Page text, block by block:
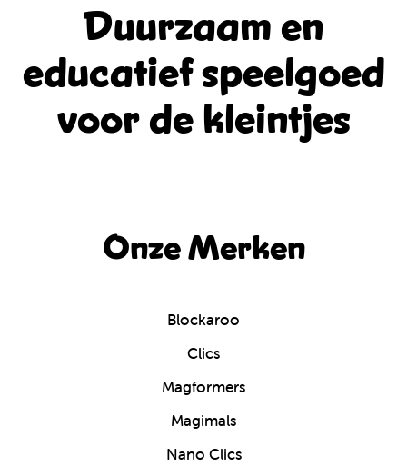
Duurzaam en
educatiefspeelgoed
voor de kleintjes
Onze Merken
Blockaroo
Clics
Magformers
Magimals
Nano Clics